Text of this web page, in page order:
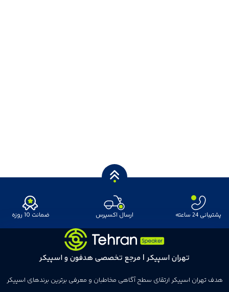
پشتیبانی 24 ساعته ارسال اکسپرس ضمانت 10 روزه
تهران اسپیکر | مرجع تخصصی هدفون و اسپیکر
هدف تهران اسپیکر ارتقای سطح آگاهی مخاطبان و معرفی برترین برندهای اسپیکر